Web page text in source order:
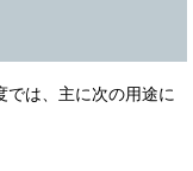
は、主に次の用途に